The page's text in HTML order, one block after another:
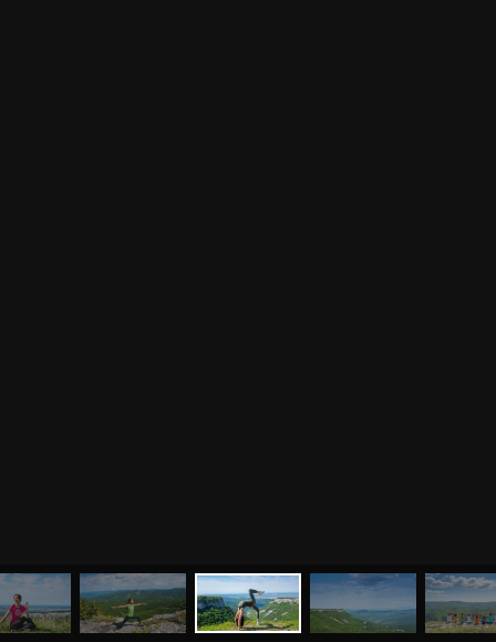
ЙОГА СЕМИНАРЫ МЕНЮ О НАС МАГАЗИН